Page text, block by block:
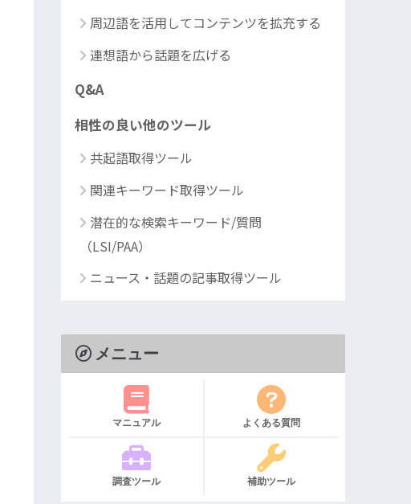
周辺語を活用してコンテンツを拡充する
連想語から話題を広げる
Q&A
相性の良い他のツール
共起語取得ツール
関連キーワード取得ツール
潜在的な検索キーワード/質問
（LSI/PAA）
ニュース・話題の記事取得ツール
メニュー
マニュアル よくある質問
調査ツール 補助ツール